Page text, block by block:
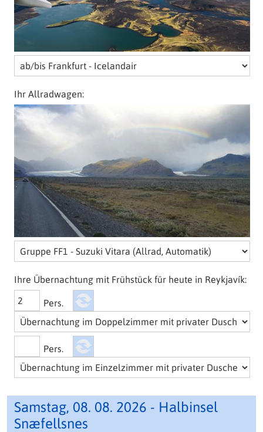
Ihr Allradwagen:
Ihre Übernachtung mit Frühstück für heute in Reykjavík:
Pers.
Pers.
Samstag, 08. 08. 2026 - Halbinsel
Snæfellsnes